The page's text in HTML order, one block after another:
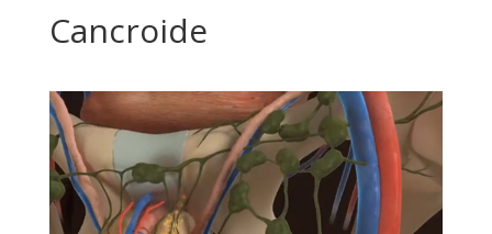
Cancroide